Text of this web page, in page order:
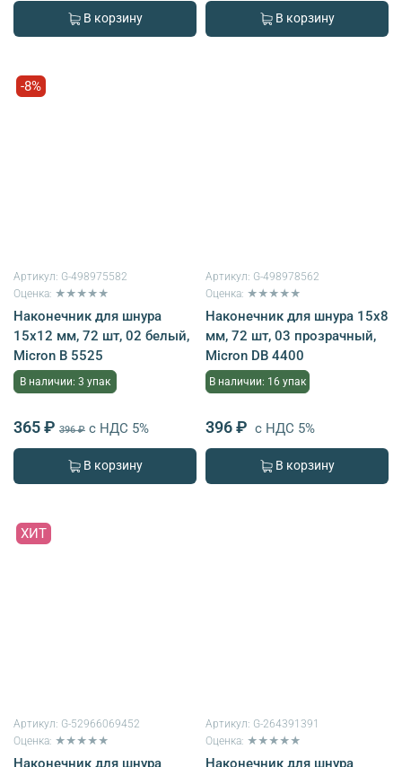
В корзину В корзину
-8%
Артикул: G-498975582
Оценка: ★★★★★
Наконечник для шнура
15х12 мм, 72 шт, 02 белый,
Micron B 5525
В наличии: 3 упак
365 ₽ 396 ₽ с НДС 5%
В корзину
Артикул: G-498978562
Оценка: ★★★★★
Наконечник для шнура 15х8
мм, 72 шт, 03 прозрачный,
Micron DB 4400
В наличии: 16 упак
396 ₽ с НДС 5%
В корзину
ХИТ
Артикул: G-52966069452
Оценка: ★★★★★
Наконечник для шнура
Артикул: G-264391391
Оценка: ★★★★★
Наконечник для шнура